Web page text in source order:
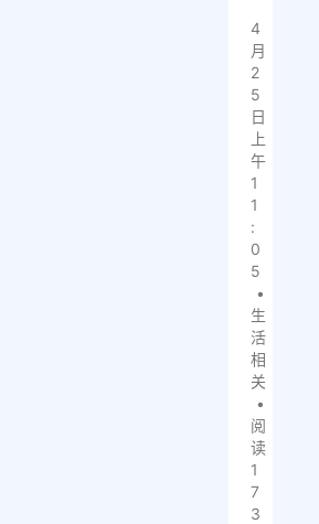
4
月
2
5
日
上
午
1
1
:
0
5
•
生
活
相
关
•
阅
读
1
7
3